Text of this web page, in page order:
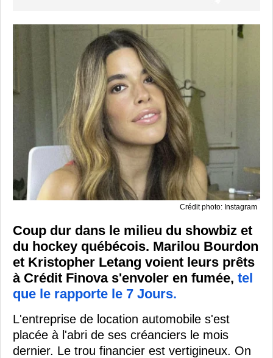
Crédit photo: Instagram
Coup dur dans le milieu du showbiz et
du hockey québécois. Marilou Bourdon
et Kristopher Letang voient leurs prêts
à Crédit Finova s'envoler en fumée, tel
que le rapporte le 7 Jours.
L'entreprise de location automobile s'est
placée à l'abri de ses créanciers le mois
dernier. Le trou financier est vertigineux. On